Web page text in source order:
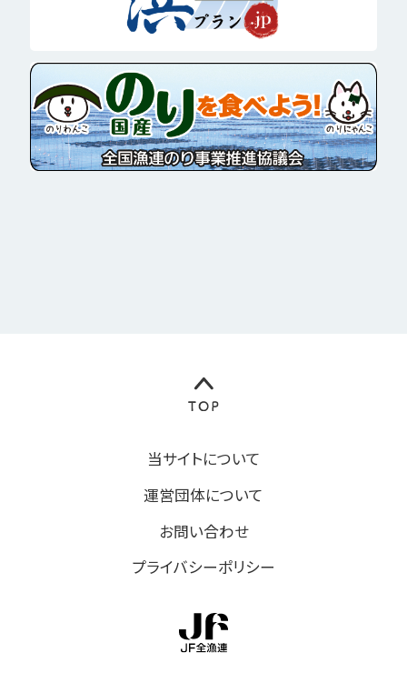
当サイトについて
運営団体について
お問い合わせ
プライバシーポリシー